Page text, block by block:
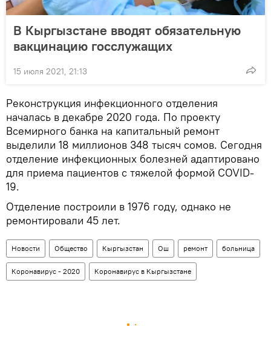
В Кыргызстане вводят обязательную
вакцинацию госслужащих
15 июля 2021, 21:13
Реконструкция инфекционного отделения
началась в декабре 2020 года. По проекту
Всемирного банка на капитальный ремонт
выделили 18 миллионов 348 тысяч сомов. Сегодня
отделение инфекционных болезней адаптировано
для приема пациентов с тяжелой формой COVID-
19.
Отделение построили в 1976 году, однако не
ремонтировали 45 лет.
Новости Общество Кыргызстан Ош ремонт больница
Коронавирус - 2020 Коронавирус в Кыргызстане